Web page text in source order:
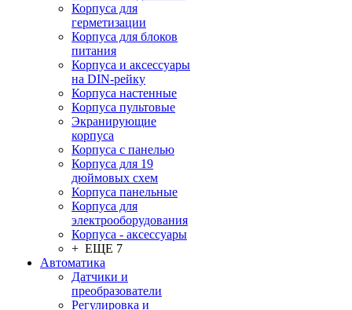
Корпуса для
герметизации
Корпуса для блоков
питания
Корпуса и аксессуары
на DIN-рейку
Корпуса настенные
Корпуса пультовые
Экранирующие
корпуса
Корпуса с панелью
Корпуса для 19
дюймовых схем
Корпуса панельные
Корпуса для
электрооборудования
Корпуса - аксессуары
+ ЕЩЕ 7
Автоматика
Датчики и
преобразователи
Регулировка и